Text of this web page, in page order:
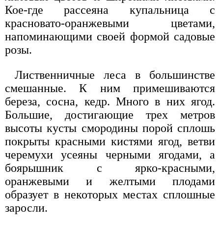
Кое-где рассеяна купальница с
красновато-оранжевыми цветами,
напоминающими своей формой садовые
розы.
Лиственничные леса в большинстве
смешанные. К ним примешиваются
береза, сосна, кедр. Много в них ягод.
Большие, достигающие трех метров
высоты кусты смородины порой сплошь
покрыты красными кистями ягод, ветви
черемухи усеяны черными ягодами, а
боярышник с ярко-красными,
оранжевыми и желтыми плодами
образует в некоторых местах сплошные
заросли.